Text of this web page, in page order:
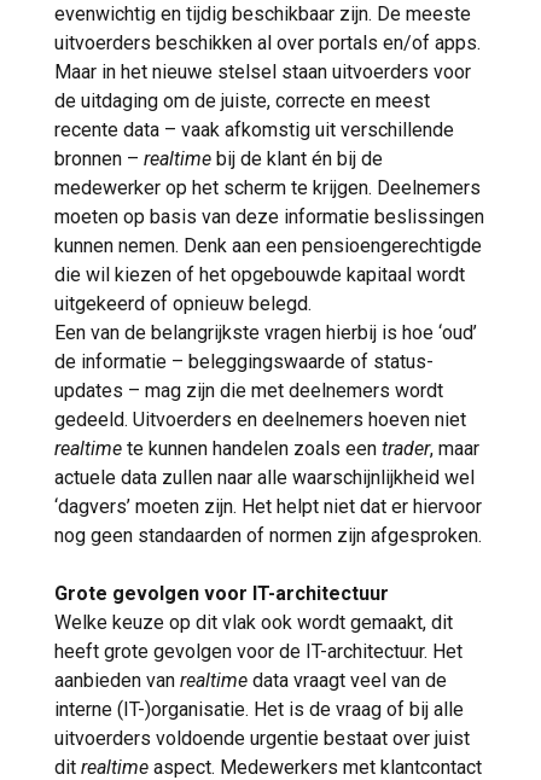
evenwichtig en tijdig beschikbaar zijn. De meeste
uitvoerders beschikken al over portals en/of apps.
Maar in het nieuwe stelsel staan uitvoerders voor
de uitdaging om de juiste, correcte en meest
recente data – vaak afkomstig uit verschillende
bronnen – realtime bij de klant én bij de
medewerker op het scherm te krijgen. Deelnemers
moeten op basis van deze informatie beslissingen
kunnen nemen. Denk aan een pensioengerechtigde
die wil kiezen of het opgebouwde kapitaal wordt
uitgekeerd of opnieuw belegd.
Een van de belangrijkste vragen hierbij is hoe ‘oud’
de informatie – beleggingswaarde of status-
updates – mag zijn die met deelnemers wordt
gedeeld. Uitvoerders en deelnemers hoeven niet
realtime te kunnen handelen zoals een trader, maar
actuele data zullen naar alle waarschijnlijkheid wel
‘dagvers’ moeten zijn. Het helpt niet dat er hiervoor
nog geen standaarden of normen zijn afgesproken.
Grote gevolgen voor IT-architectuur
Welke keuze op dit vlak ook wordt gemaakt, dit
heeft grote gevolgen voor de IT-architectuur. Het
aanbieden van realtime data vraagt veel van de
interne (IT-)organisatie. Het is de vraag of bij alle
uitvoerders voldoende urgentie bestaat over juist
dit realtime aspect. Medewerkers met klantcontact